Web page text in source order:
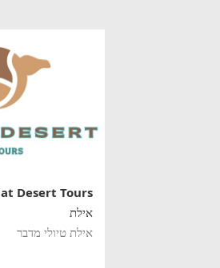
Desert Tours
אילת
אילת טיולי מדבר